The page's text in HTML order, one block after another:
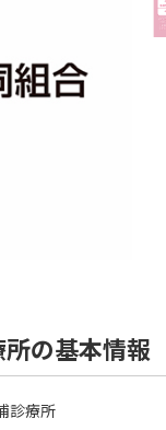
の基本情報
診療所